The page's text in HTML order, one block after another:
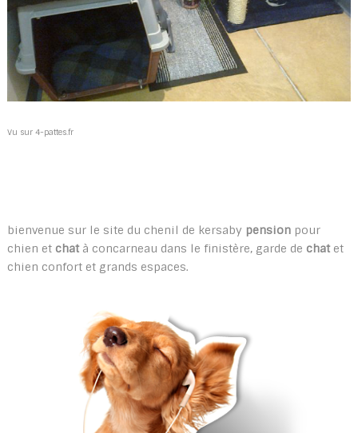
Vu sur 4-pattes.fr
bienvenue sur le site du chenil de kersaby pensionpour
chien et chatà concarneau dans le finistère, garde de chatet
chien confort et grands espaces.